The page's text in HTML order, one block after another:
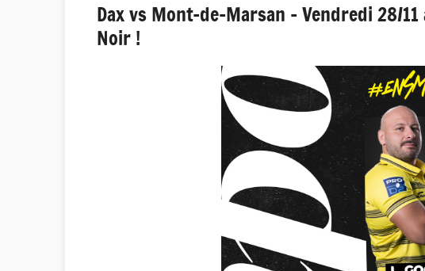
Dax vs Mont-de-Marsan - Vendredi 28/
Noir !